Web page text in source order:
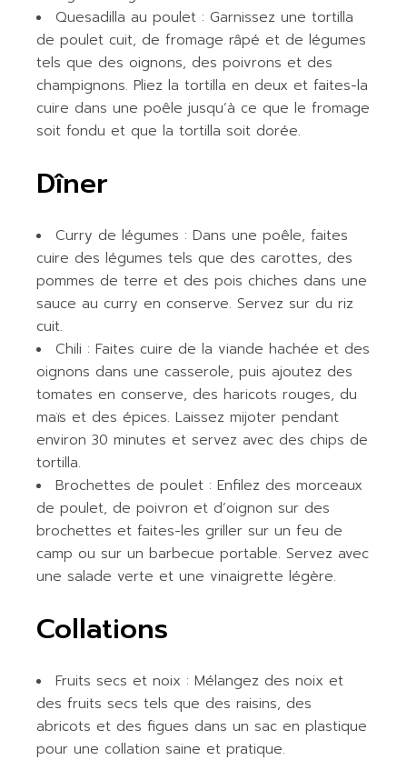
Quesadilla au poulet : Garnissez une tortilla
de poulet cuit, de fromage râpé et de légumes
tels que des oignons, des poivrons et des
champignons. Pliez la tortilla en deux et faites-la
cuire dans une poêle jusqu’à ce que le fromage
soit fondu et que la tortilla soit dorée.
Dîner
Curry de légumes : Dans une poêle, faites
cuire des légumes tels que des carottes, des
pommes de terre et des pois chiches dans une
sauce au curry en conserve. Servez sur du riz
cuit.
Chili : Faites cuire de la viande hachée et des
oignons dans une casserole, puis ajoutez des
tomates en conserve, des haricots rouges, du
maïs et des épices. Laissez mijoter pendant
environ 30 minutes et servez avec des chips de
tortilla.
Brochettes de poulet : Enfilez des morceaux
de poulet, de poivron et d’oignon sur des
brochettes et faites-les griller sur un feu de
camp ou sur un barbecue portable. Servez avec
une salade verte et une vinaigrette légère.
Collations
Fruits secs et noix : Mélangez des noix et
des fruits secs tels que des raisins, des
abricots et des figues dans un sac en plastique
pour une collation saine et pratique.